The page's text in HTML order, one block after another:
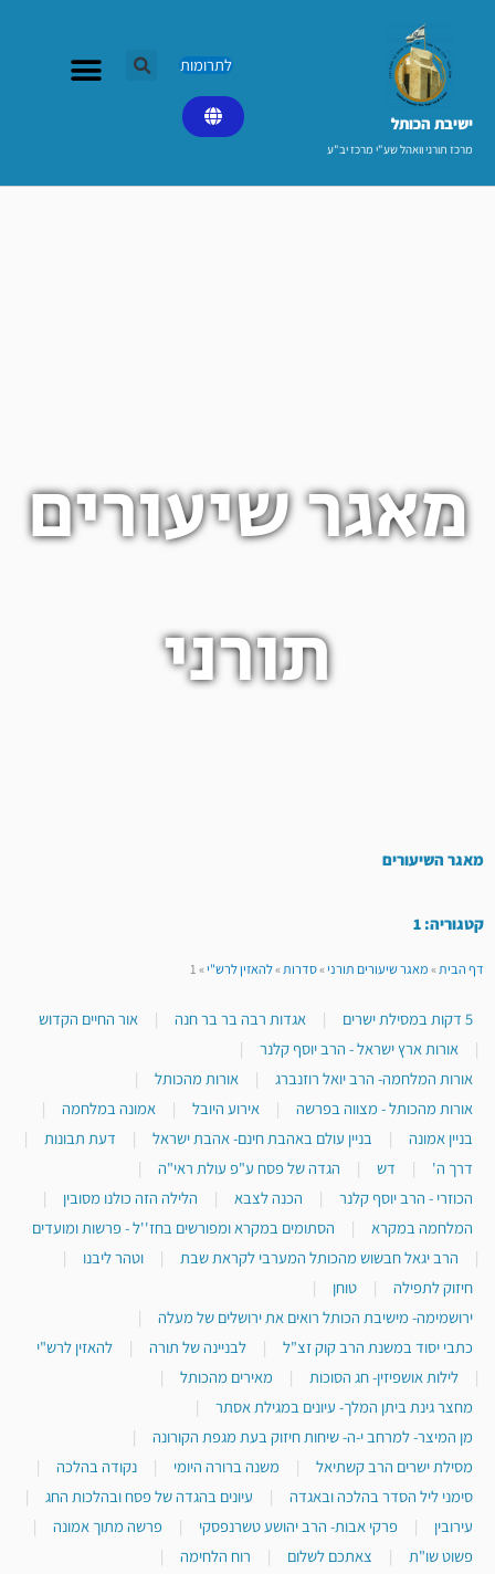
ישיבת הכותל​
מרכז תורני וואהל שע"י מרכז יב"ע
לתרומות
מאגר שיעורים
תורני
מאגר השיעורים
קטגוריה: 1
דף הבית»מאגר שיעורים תורני»סדרות»להאזין לרש"י»
1
5 דקות במסילת ישרים | אגדות רבה בר בר חנה |
אור החיים הקדוש
|
אורות ארץ ישראל - הרב יוסף קלנר
|
אורות המלחמה- הרב יואל רוזנברג
| אורות מהכותל
|
אורות מהכותל - מצווה בפרשה
| אירוע היובל | אמונה במלחמה
|
בניין אמונה
| בניין עולם באהבת חינם- אהבת ישראל | דעת תבונות
|
דרך ה'
| דש | הגדה של פסח ע"פ עולת ראי"ה
|
הכוזרי - הרב יוסף קלנר
| הכנה לצבא | הלילה הזה כולנו מסובין
|
המלחמה במקרא
|
הסתומים במקרא ומפורשים בחז''ל - פרשות ומועדים
|
הרב יגאל חבשוש מהכותל המערבי לקראת שבת | וטהר ליבנו
|
חיזוק לתפילה
| טוחן
|
ירושמימה- מישיבת הכותל רואים את ירושלים של מעלה
|
כתבי יסוד במשנת הרב קוק זצ"ל
| לבניינה של תורה |
להאזין לרש"י
|
לילות אושפיזין- חג הסוכות | מאירים מהכותל
|
מחצר גינת ביתן המלך- עיונים במגילת אסתר
|
מן המיצר- למרחב י-ה- שיחות חיזוק בעת מגפת הקורונה
|
מסילת ישרים הרב קשתיאל
| משנה ברורה היומי | נקודה בהלכה
|
סימני ליל הסדר בהלכה ובאגדה
| עיונים בהגדה של פסח ובהלכות החג
|
עירובין
| פרקי אבות- הרב יהושע טשרנפסקי | פרשה מתוך אמונה
|
פשוט שו"ת
| צאתכם לשלום | רוח הלחימה
|